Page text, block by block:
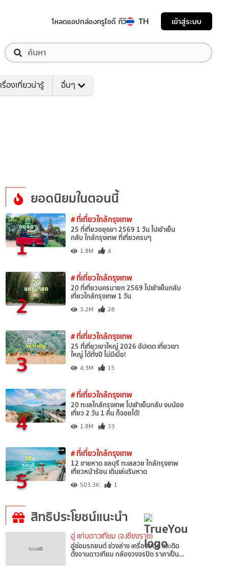
โหลดแอปกล่องทรูไอดี ทีวี TH เข้าสู่ระบบ
เรื่องเที่ยวน่ารู้ อื่นๆ
ยอดนิยมในตอนนี้
1
# ที่เที่ยวใกล้กรุงเทพ
25 ที่เที่ยวอยุธยา 2569 1 วัน ไปเช้าเย็น
กลับ ใกล้กรุงเทพ ที่เที่ยวครบๆ
1.8M 4
2
# ที่เที่ยวใกล้กรุงเทพ
20 ที่เที่ยวนครนายก 2569 ไปเช้าเย็นกลับ
เที่ยวใกล้กรุงเทพ 1 วัน
3.2M 28
3
# ที่เที่ยวใกล้กรุงเทพ
25 ที่เที่ยวเขาใหญ่ 2026 อัปเดต เที่ยวเขา
ใหญ่ ได้ทั้งปี ไม่มีเบื่อ!
4.3M 15
4
# ที่เที่ยวใกล้กรุงเทพ
20 ทะเลใกล้กรุงเทพ ไปเช้าเย็นกลับ งบน้อย
เที่ยว 2 วัน 1 คืน ก็จอยได้!
1.8M 33
5
# ที่เที่ยวใกล้กรุงเทพ
12 ชายหาด ชลบุรี ทะเลสวย ใกล้กรุงเทพ
เที่ยวหน้าร้อน เดินเล่นริมหาด
503.3K 1
สิทธิประโยชน์แนะนำ
อู่ แก่นดาวเทียม (จ.เชียงราย)
ฮู่ซ่อมรถยนต์ ช่วงล่าง เครื่องยนต์ และติด
ตั้งจานดาวเทียม กล้องวงจรปิด ราคาเป็น…